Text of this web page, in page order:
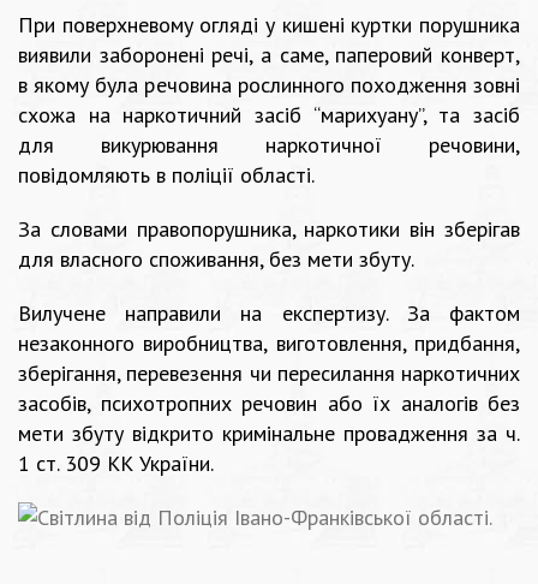
При поверхневому огляді у кишені куртки порушника
виявили заборонені речі, а саме, паперовий конверт,
в якому була речовина рослинного походження зовні
схожа на наркотичний засіб “марихуану”, та засіб
для викурювання наркотичної речовини,
повідомляють в поліції області.
За словами правопорушника, наркотики він зберігав
для власного споживання, без мети збуту.
Вилучене направили на експертизу. За фактом
незаконного виробництва, виготовлення, придбання,
зберігання, перевезення чи пересилання наркотичних
засобів, психотропних речовин або їх аналогів без
мети збуту відкрито кримінальне провадження за ч.
1 ст. 309 КК України.